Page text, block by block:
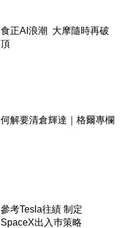
食正AI浪潮 大摩隨時再破
頂
何解要清倉輝達｜格爾專欄
參考Tesla往績 制定
SpaceX出入巿策略